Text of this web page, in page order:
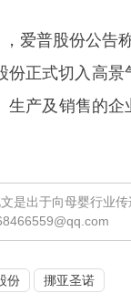
普股份公告称
份正式切入高景
生产及销售的
是出于向母婴行业
份 挪亚圣诺